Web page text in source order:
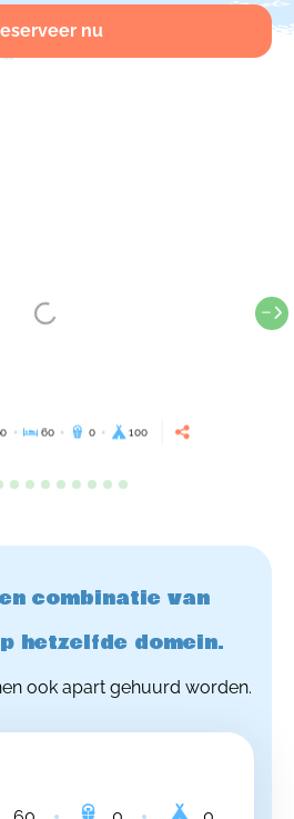
nu
60 0 100
combinatie van
hetzelfde domein.
ook apart gehuurd worden.